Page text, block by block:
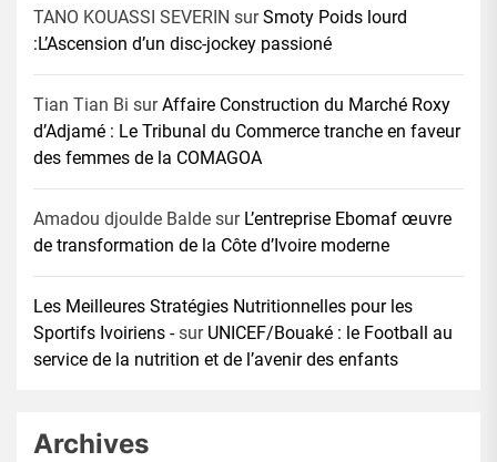
TANO KOUASSI SEVERIN surSmoty Poids lourd
:L’Ascension d’un disc-jockey passioné
Tian Tian Bi surAffaire Construction du Marché Roxy
d’Adjamé : Le Tribunal du Commerce tranche en faveur
des femmes de la COMAGOA
Amadou djoulde Balde sur L’entreprise Ebomaf œuvre
de transformation de la Côte d’Ivoire moderne
Les Meilleures Stratégies Nutritionnelles pour les
Sportifs Ivoiriens -sur UNICEF/Bouaké : le Football au
service de la nutrition et de l’avenir des enfants
Archives